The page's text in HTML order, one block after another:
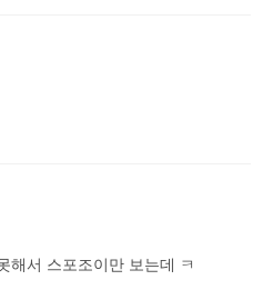
해서 스포조이만 보는데 ㅋ